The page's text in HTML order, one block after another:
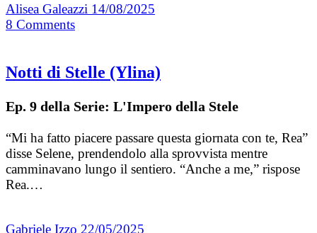
Alisea Galeazzi 14/08/2025
8 Comments
Notti di Stelle (Ylina)
Ep. 9 della Serie: L'Impero della Stele
“Mi ha fatto piacere passare questa giornata con te, Rea”
disse Selene, prendendolo alla sprovvista mentre
camminavano lungo il sentiero. “Anche a me,” rispose
Rea.…
Gabriele Izzo 22/05/2025